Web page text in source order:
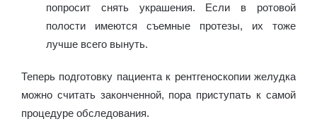
попросит снять украшения. Если в ротовой
полости имеются съемные протезы, их тоже
лучше всего вынуть.
Теперь подготовку пациента к рентгеноскопии желудка
можно считать законченной, пора приступать к самой
процедуре обследования.